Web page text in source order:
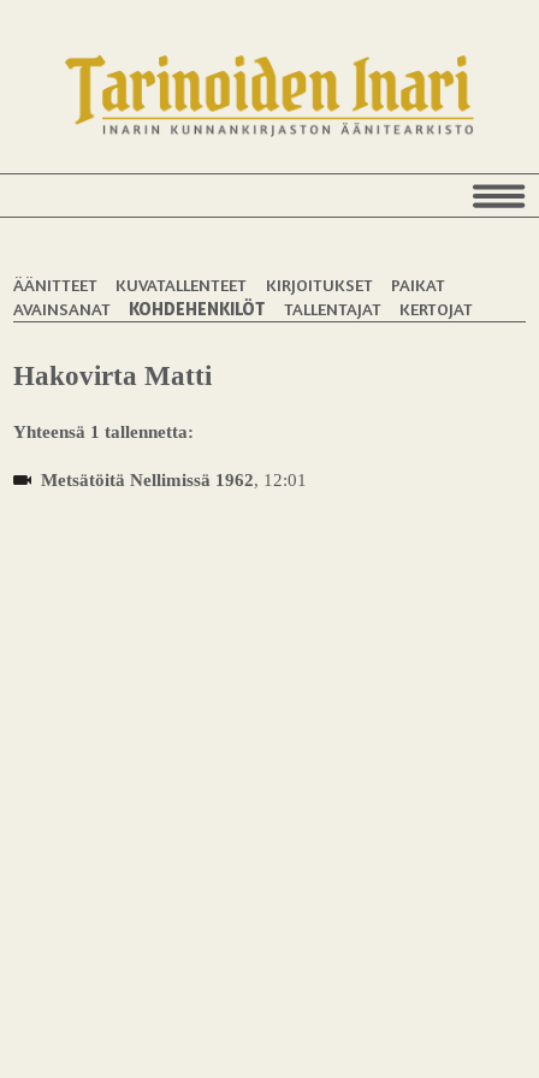
ÄÄNITTEET KUVATALLENTEET KIRJOITUKSET
PAIKAT
AVAINSANAT
KOHDEHENKILÖT TALLENTAJAT KERTOJAT
Hakovirta Matti
Yhteensä 1 tallennetta:
Metsätöitä Nellimissä 1962, 12:01